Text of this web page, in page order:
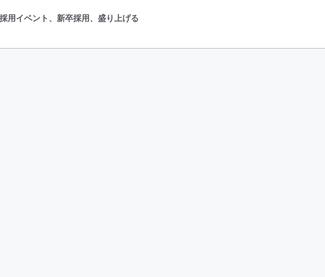
採用イベント、新卒採用、盛り上げる